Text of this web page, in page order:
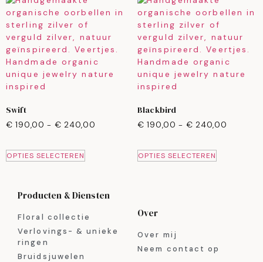
Swift
€ 190,00 - € 240,00
OPTIES SELECTEREN
Blackbird
€ 190,00 - € 240,00
OPTIES SELECTEREN
Producten & Diensten
Floral collectie
Verlovings- & unieke
ringen
Bruidsjuwelen
Over
Over mij
Neem contact op